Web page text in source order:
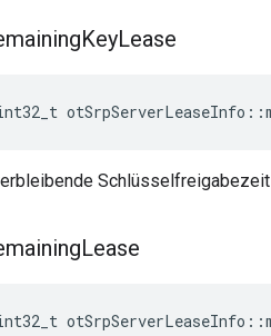
KeyLease
otSrpServerLeaseInfo ::
Lease
otSrpServerLeaseInfo ::